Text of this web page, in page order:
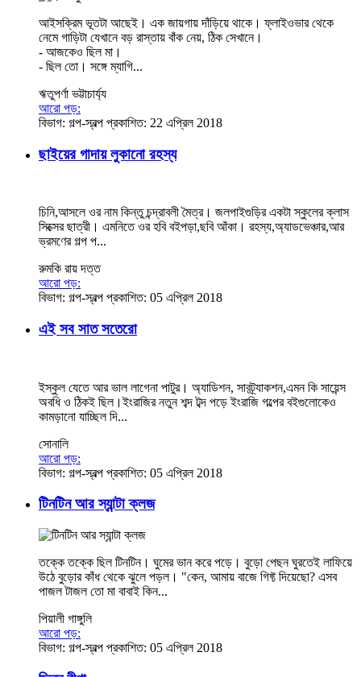
আইসক্রিম ভূতটা আছেই। এক জায়গায় দাঁড়িয়ে থাকে। ফ্লাইওভার থেকে
নেমে গাড়িটা যেখানে বড় রাস্তায় বাঁক নেয়, ঠিক সেখানে।
- আজকেও ছিল মা।
- ছিল তো। সঙ্গে ম্যাগি...
ঋতুপর্ণা ভট্টাচার্য্য
আরো পড়:
বিভাগ: গল্প-স্বল্প প্রকাশিত: 22 এপ্রিল 2018
ছাইয়ের গাদায় লুকানো রহস্য
চিনি,আসলে ওর নাম কিন্তু চন্দ্রাবলী মৈত্র। জলপাইগুড়ির একটা স্কুলের ক্লাস
সিক্সের ছাত্রী। এমনিতে ওর হবি বইপড়া,ছবি আঁকা। রহস্য,অ্যাডভেঞ্চার,আর
ভ্রমণের গল্প প...
রুমকি রায় দত্ত
আরো পড়:
বিভাগ: গল্প-স্বল্প প্রকাশিত: 05 এপ্রিল 2018
এই সব সাত সতেরো
ইস্কুল যেতে আর ভাল লাগেনা পাটুর। অ্যাডিশন, সাবট্র্যাকশন,এমন কি সায়েন্স
অবধি ও ঠিকই ছিল।ইংরাজির নতুন শব্দ টব্দ পড়ে ইংরাজি গল্পের বইগুলোকেও
কামড়ানো যাচ্ছিল দি...
সোনালি
আরো পড়:
বিভাগ: গল্প-স্বল্প প্রকাশিত: 05 এপ্রিল 2018
টিনটিন আর স্যান্টা ক্লজ
তক্কে তক্কে ছিল টিনটিন। ঘুমের ভান করে পড়ে। বুড়ো পেছন ঘুরতেই লাফিয়ে
উঠে বুড়োর কাঁধ থেকে ঝুলে পড়ল। "কেন, আমায় বাজে গিফ্ট দিয়েছো? এসব
পাজল টাজল তো মা বাবাই কিন...
পিয়ালী গাঙ্গুলি
আরো পড়:
বিভাগ: গল্প-স্বল্প প্রকাশিত: 05 এপ্রিল 2018